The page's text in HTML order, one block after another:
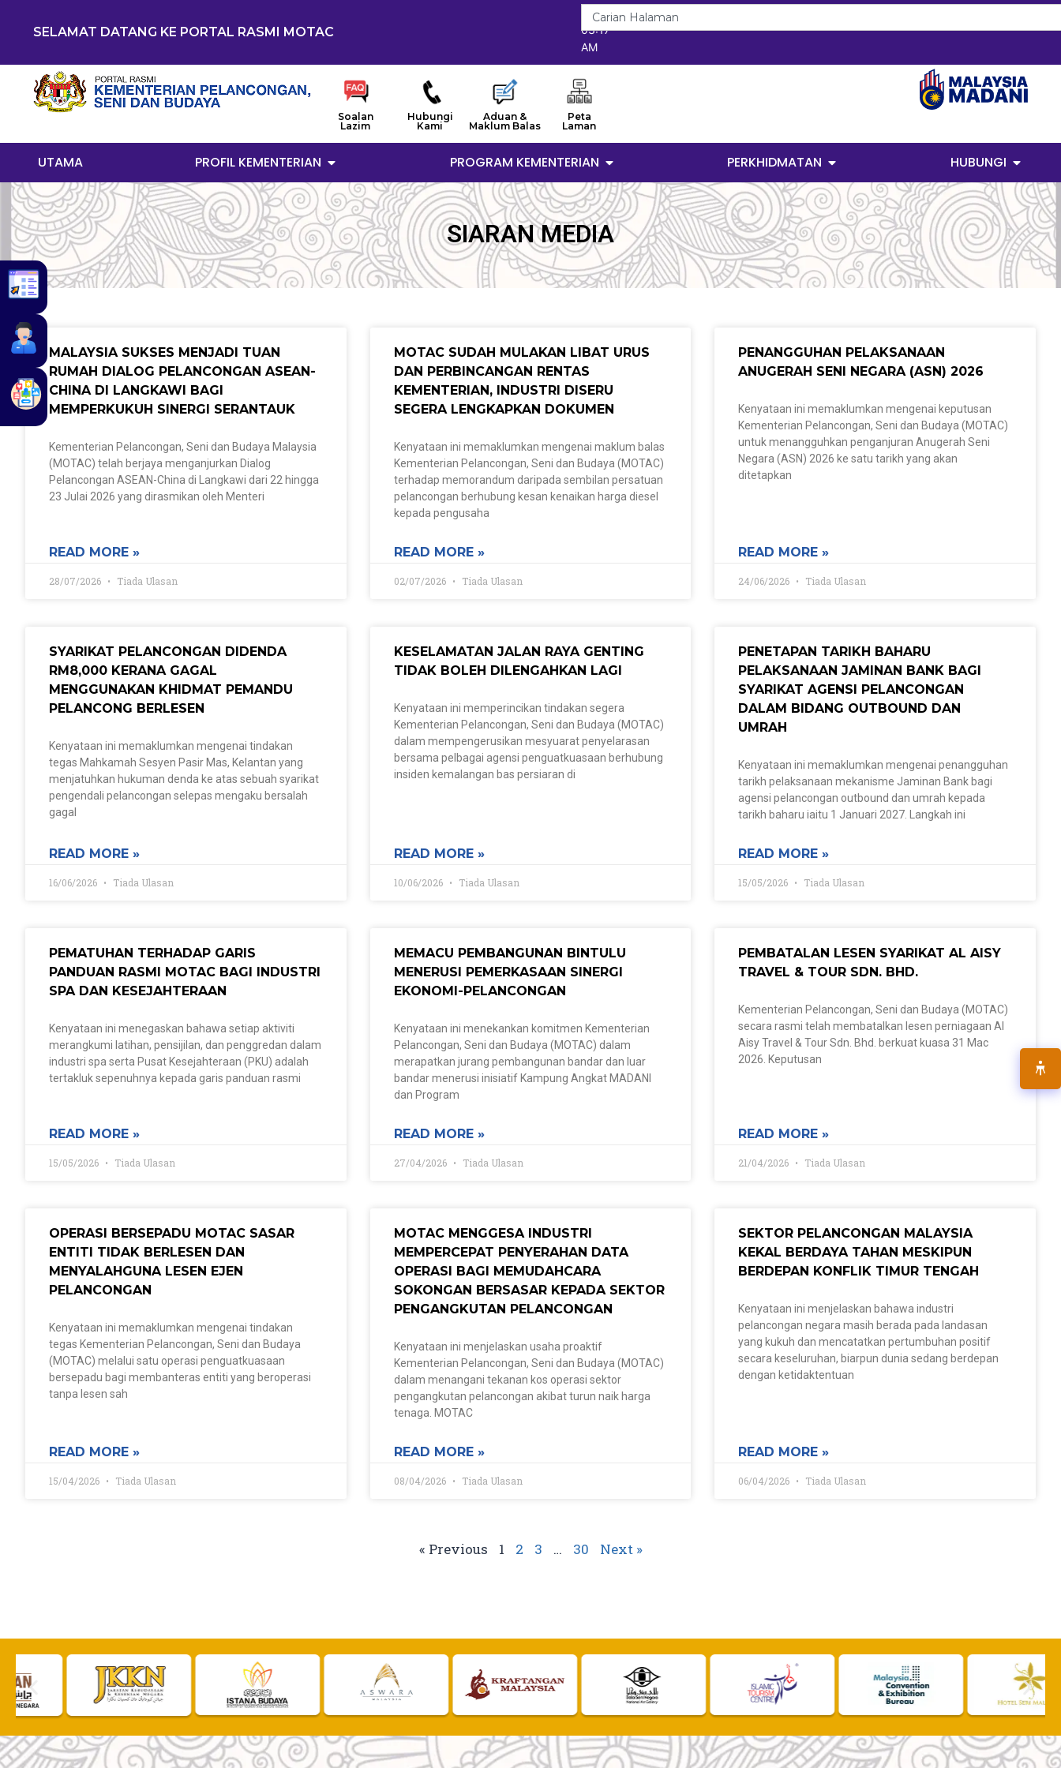
SELAMAT DATANG KE PORTAL RASMI MOTAC
8/8/2026
03:17
AM
Soalan
Lazim
Hubungi
Kami
Aduan &
Maklum Balas
Peta
Laman
UTAMA PROFIL KEMENTERIAN PROGRAM KEMENTERIAN PERKHIDMATAN HUBUNGI
SIARAN MEDIA
MALAYSIA SUKSES MENJADI TUAN
RUMAH DIALOG PELANCONGAN ASEAN-
CHINA DI LANGKAWI BAGI
MEMPERKUKUH SINERGI SERANTAUK
Kementerian Pelancongan, Seni dan Budaya Malaysia
(MOTAC) telah berjaya menganjurkan Dialog
Pelancongan ASEAN-China di Langkawi dari 22 hingga
23 Julai 2026 yang dirasmikan oleh Menteri
READ MORE »
28/07/2026 Tiada Ulasan
MOTAC SUDAH MULAKAN LIBAT URUS
DAN PERBINCANGAN RENTAS
KEMENTERIAN, INDUSTRI DISERU
SEGERA LENGKAPKAN DOKUMEN
Kenyataan ini memaklumkan mengenai maklum balas
Kementerian Pelancongan, Seni dan Budaya (MOTAC)
terhadap memorandum daripada sembilan persatuan
pelancongan berhubung kesan kenaikan harga diesel
kepada pengusaha
READ MORE »
02/07/2026 Tiada Ulasan
PENANGGUHAN PELAKSANAAN
ANUGERAH SENI NEGARA (ASN) 2026
Kenyataan ini memaklumkan mengenai keputusan
Kementerian Pelancongan, Seni dan Budaya (MOTAC)
untuk menangguhkan penganjuran Anugerah Seni
Negara (ASN) 2026 ke satu tarikh yang akan
ditetapkan
READ MORE »
24/06/2026 Tiada Ulasan
SYARIKAT PELANCONGAN DIDENDA
RM8,000 KERANA GAGAL
MENGGUNAKAN KHIDMAT PEMANDU
PELANCONG BERLESEN
Kenyataan ini memaklumkan mengenai tindakan
tegas Mahkamah Sesyen Pasir Mas, Kelantan yang
menjatuhkan hukuman denda ke atas sebuah syarikat
pengendali pelancongan selepas mengaku bersalah
gagal
READ MORE »
16/06/2026 Tiada Ulasan
KESELAMATAN JALAN RAYA GENTING
TIDAK BOLEH DILENGAHKAN LAGI
Kenyataan ini memperincikan tindakan segera
Kementerian Pelancongan, Seni dan Budaya (MOTAC)
dalam mempengerusikan mesyuarat penyelarasan
bersama pelbagai agensi penguatkuasaan berhubung
insiden kemalangan bas persiaran di
READ MORE »
10/06/2026 Tiada Ulasan
PENETAPAN TARIKH BAHARU
PELAKSANAAN JAMINAN BANK BAGI
SYARIKAT AGENSI PELANCONGAN
DALAM BIDANG OUTBOUND DAN
UMRAH
Kenyataan ini memaklumkan mengenai penangguhan
tarikh pelaksanaan mekanisme Jaminan Bank bagi
agensi pelancongan outbound dan umrah kepada
tarikh baharu iaitu 1 Januari 2027. Langkah ini
READ MORE »
15/05/2026 Tiada Ulasan
PEMATUHAN TERHADAP GARIS
PANDUAN RASMI MOTAC BAGI INDUSTRI
SPA DAN KESEJAHTERAAN
Kenyataan ini menegaskan bahawa setiap aktiviti
merangkumi latihan, pensijilan, dan penggredan dalam
industri spa serta Pusat Kesejahteraan (PKU) adalah
tertakluk sepenuhnya kepada garis panduan rasmi
READ MORE »
15/05/2026 Tiada Ulasan
MEMACU PEMBANGUNAN BINTULU
MENERUSI PEMERKASAAN SINERGI
EKONOMI-PELANCONGAN
Kenyataan ini menekankan komitmen Kementerian
Pelancongan, Seni dan Budaya (MOTAC) dalam
merapatkan jurang pembangunan bandar dan luar
bandar menerusi inisiatif Kampung Angkat MADANI
dan Program
READ MORE »
27/04/2026 Tiada Ulasan
PEMBATALAN LESEN SYARIKAT AL AISY
TRAVEL & TOUR SDN. BHD.
Kementerian Pelancongan, Seni dan Budaya (MOTAC)
secara rasmi telah membatalkan lesen perniagaan Al
Aisy Travel & Tour Sdn. Bhd. berkuat kuasa 31 Mac
2026. Keputusan
READ MORE »
21/04/2026 Tiada Ulasan
OPERASI BERSEPADU MOTAC SASAR
ENTITI TIDAK BERLESEN DAN
MENYALAHGUNA LESEN EJEN
PELANCONGAN
Kenyataan ini memaklumkan mengenai tindakan
tegas Kementerian Pelancongan, Seni dan Budaya
(MOTAC) melalui satu operasi penguatkuasaan
bersepadu bagi membanteras entiti yang beroperasi
tanpa lesen sah
READ MORE »
15/04/2026 Tiada Ulasan
MOTAC MENGGESA INDUSTRI
MEMPERCEPAT PENYERAHAN DATA
OPERASI BAGI MEMUDAHCARA
SOKONGAN BERSASAR KEPADA SEKTOR
PENGANGKUTAN PELANCONGAN
Kenyataan ini menjelaskan usaha proaktif
Kementerian Pelancongan, Seni dan Budaya (MOTAC)
dalam menangani tekanan kos operasi sektor
pengangkutan pelancongan akibat turun naik harga
tenaga. MOTAC
READ MORE »
08/04/2026 Tiada Ulasan
SEKTOR PELANCONGAN MALAYSIA
KEKAL BERDAYA TAHAN MESKIPUN
BERDEPAN KONFLIK TIMUR TENGAH
Kenyataan ini menjelaskan bahawa industri
pelancongan negara masih berada pada landasan
yang kukuh dan mencatatkan pertumbuhan positif
secara keseluruhan, biarpun dunia sedang berdepan
dengan ketidaktentuan
READ MORE »
06/04/2026 Tiada Ulasan
« Previous 1 2 3 … 30 Next »